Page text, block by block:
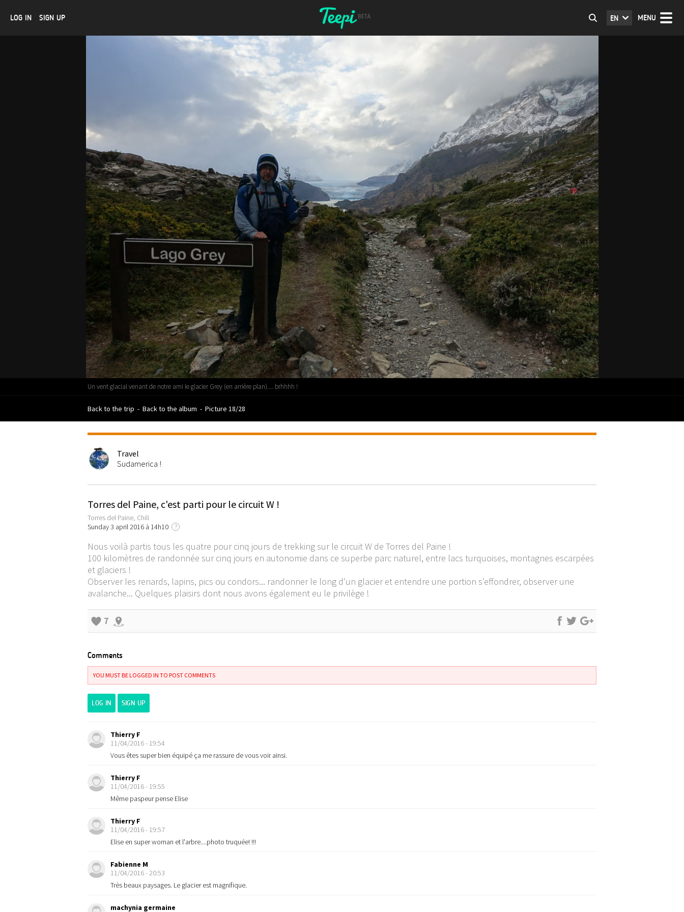
LOG IN SIGN UP MENU
EN
Un vent glacial venant de notre ami le glacier Grey (en arrière plan).... brhhhh !
Back to the trip - Back to the album - Picture 18/28
Travel
Sudamerica !
Torres del Paine, c'est parti pour le circuit W !
Torres del Paine, Chili
Sunday 3 april 2016 à 14h10
?
Nous voilà partis tous les quatre pour cinq jours de trekking sur le circuit W de Torres del Paine !
100 kilomètres de randonnée sur cinq jours en autonomie dans ce superbe parc naturel, entre lacs turquoises, montagnes escarpées
et glaciers !
Observer les renards, lapins, pics ou condors... randonner le long d'un glacier et entendre une portion s'effondrer, observer une
avalanche... Quelques plaisirs dont nous avons également eu le privilège !
7
Comments
YOU MUST BE LOGGED IN TO POST COMMENTS
LOG IN SIGN UP
Thierry F
11/04/2016 - 19:54
Vous êtes super bien équipé ça me rassure de vous voir ainsi.
Thierry F
11/04/2016 - 19:55
Même paspeur pense Elise
Thierry F
11/04/2016 - 19:57
Elise en super woman et l'arbre....photo truquée! !!!
Fabienne M
11/04/2016 - 20:53
Très beaux paysages. Le glacier est magnifique.
machynia germaine